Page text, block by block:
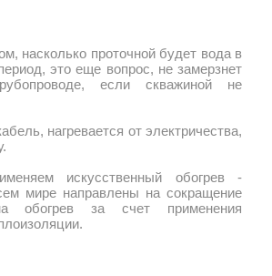
насколько проточной будет вода в
это еще вопрос, не замерзнет
если скважиной не
нагревается от электричества,
искусственный обогрев -
мире направлены на сокращение
обогрев за счет применения